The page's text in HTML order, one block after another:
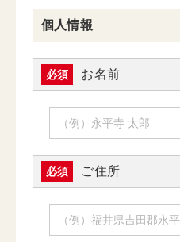
個人情報
必須 お名前
必須 ご住所